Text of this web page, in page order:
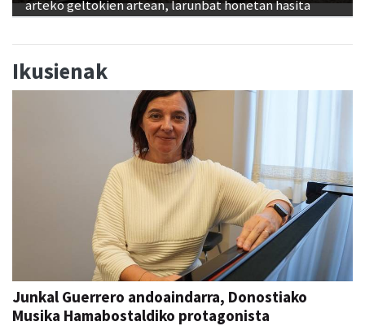
arteko geltokien artean, larunbat honetan hasita
Ikusienak
Junkal Guerrero andoaindarra, Donostiako
Musika Hamabostaldiko protagonista